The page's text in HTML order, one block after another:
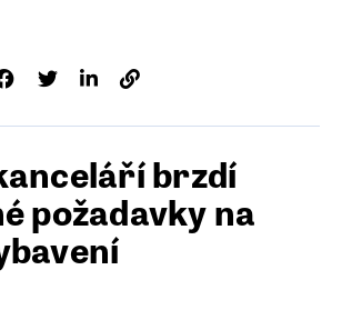
brzdí
požadavky na